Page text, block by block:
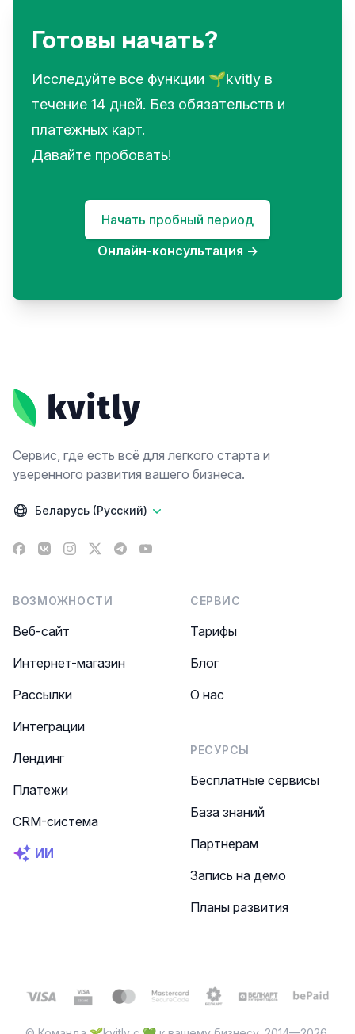
Готовы начать?
Исследуйте все функции 🌱kvitly в
течение 14 дней. Без обязательств и
платежных карт.
Давайте пробовать!
Начать пробный период
Онлайн-консультация →
Сервис, где есть всё для легкого старта и
уверенного развития вашего бизнеса.
Беларусь (Русский)
Facebook
VK Instagram
X TelegramYouTube
ВОЗМОЖНОСТИ
Веб-сайт
Интернет-магазин
Рассылки
Интеграции
Лендинг
Платежи
CRM-система
ИИ
СЕРВИС
Тарифы
Блог
О нас
РЕСУРСЫ
Бесплатные сервисы
База знаний
Партнерам
Запись на демо
Планы развития